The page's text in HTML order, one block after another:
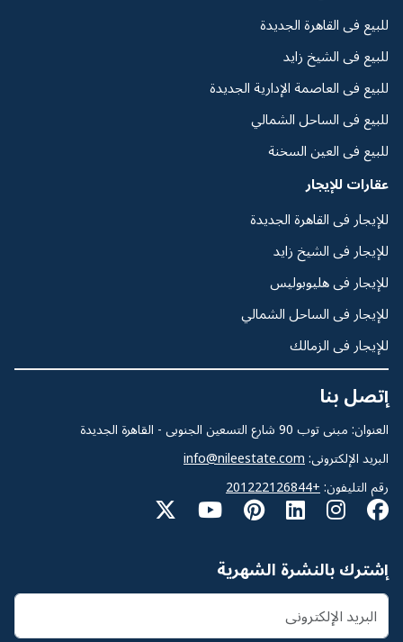
للبيع فى القاهرة الجديدة
للبيع فى الشيخ زايد
للبيع فى العاصمة الإدارية الجديدة
للبيع فى الساحل الشمالي
للبيع فى العين السخنة
عقارات للإيجار
للإيجار فى القاهرة الجديدة
للإيجار فى الشيخ زايد
للإيجار فى هليوبوليس
للإيجار فى الساحل الشمالي
للإيجار فى الزمالك
إتصل بنا
العنوان: مبنى توب 90 شارع التسعين الجنوبى - القاهرة الجديدة
البريد الإلكترونى: info@nileestate.com
رقم التليفون: +201222126844
إشترك بالنشرة الشهرية